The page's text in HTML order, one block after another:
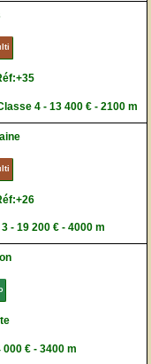
4 - 13 400 € - 2100 m
- 19 200 € - 4000 m
€ - 3400 m